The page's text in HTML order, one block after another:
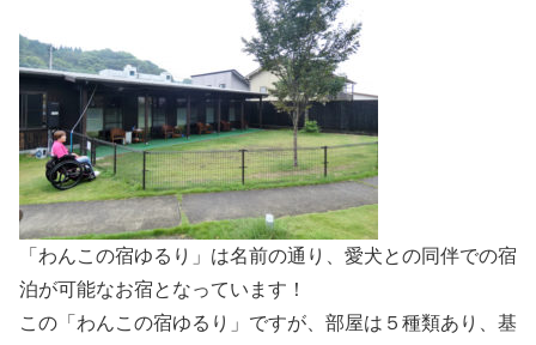
「わんこの宿ゆるり」は名前の通り、愛犬との同伴での宿
泊が可能なお宿となっています！
この「わんこの宿ゆるり」ですが、部屋は５種類あり、基